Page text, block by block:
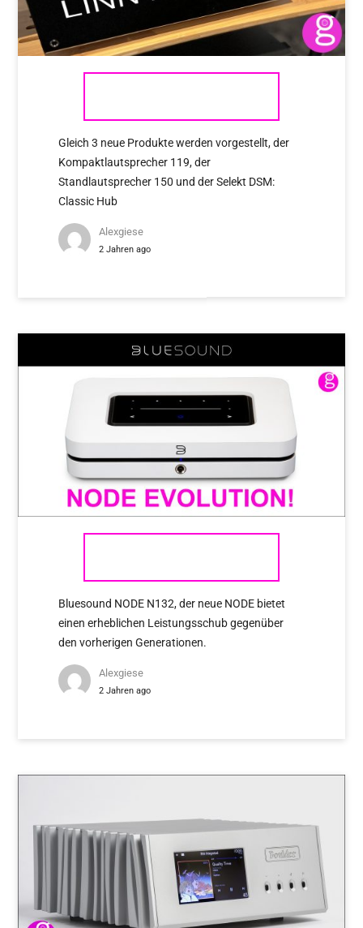
Gleich 3 neue Produkte werden vorgestellt, der
Kompaktlautsprecher 119, der
Standlautsprecher 150 und der Selekt DSM:
Classic Hub
Alexgiese
2 Jahren ago
Bluesound NODE N132, der neue NODE bietet
einen erheblichen Leistungsschub gegenüber
den vorherigen Generationen.
Alexgiese
2 Jahren ago